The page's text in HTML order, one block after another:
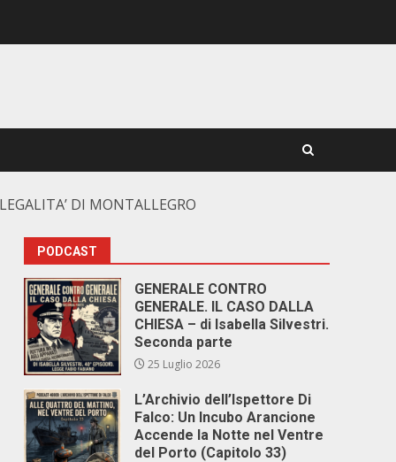
DI MONTALLEGRO
PODCAST
GENERALE CONTRO
GENERALE. IL CASO DALLA
CHIESA – di Isabella Silvestri.
Seconda parte
25 Luglio 2026
L’Archivio dell’Ispettore Di
Falco: Un Incubo Arancione
Accende la Notte nel Ventre
del Porto (Capitolo 33)